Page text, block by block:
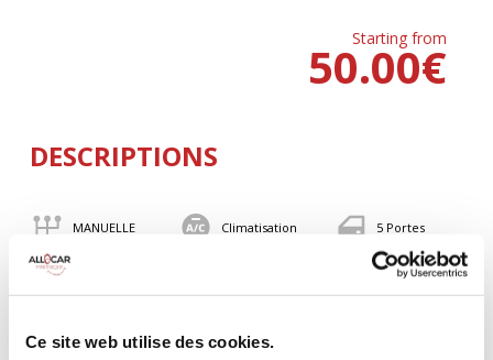
Ce site web utilise des cookies.
Starting from
€
50.00
DESCRIPTIONS
MANUELLE Climatisation 5 Portes
BLUETOOTH 82 CV